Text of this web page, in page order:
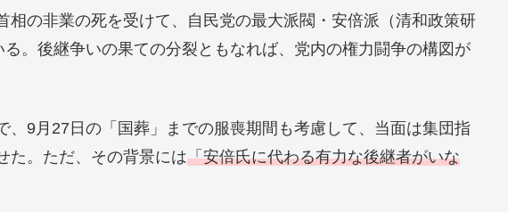
相の非業の死を受けて、自民党の最大派閥・安倍派（清和政策研
る。後継争いの果ての分裂ともなれば、党内の権力闘争の構図が
、9月27日の「国葬」までの服喪期間も考慮して、当面は集団指
た。ただ、その背景には「安倍氏に代わる有力な後継者がいな